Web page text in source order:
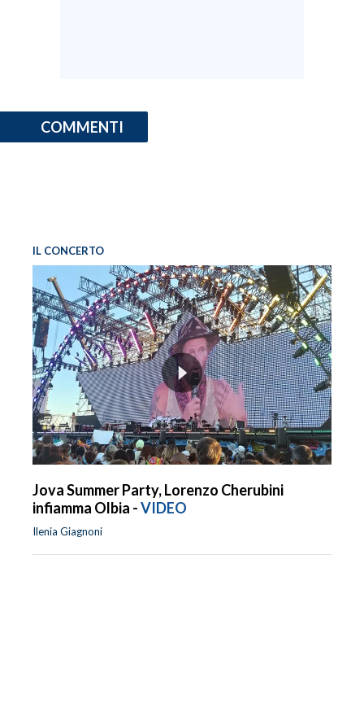
COMMENTI
IL CONCERTO
Jova Summer Party, Lorenzo Cherubini
infiamma Olbia -VIDEO
Ilenia Giagnoni